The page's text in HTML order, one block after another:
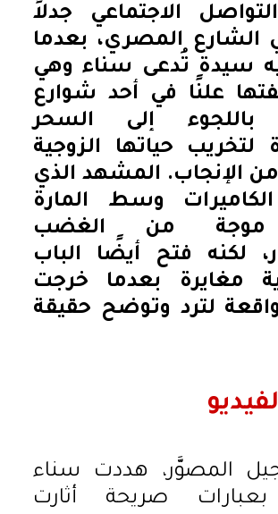
الاجتماعي جدلاً
الشارع المصري، بعدما
سيدة تُدعى سناء وهي
علنًا في أحد شوارع
باللجوء إلى السحر
لتخريب حياتها الزوجية
من الإنجاب. المشهد الذي
الكاميرات وسط المارة
من الغضب
لكنه فتح أيضًا الباب
مغايرة بعدما خرجت
لترد وتوضح حقيقة
المصوَّر، هددت سناء
صريحة أثارت